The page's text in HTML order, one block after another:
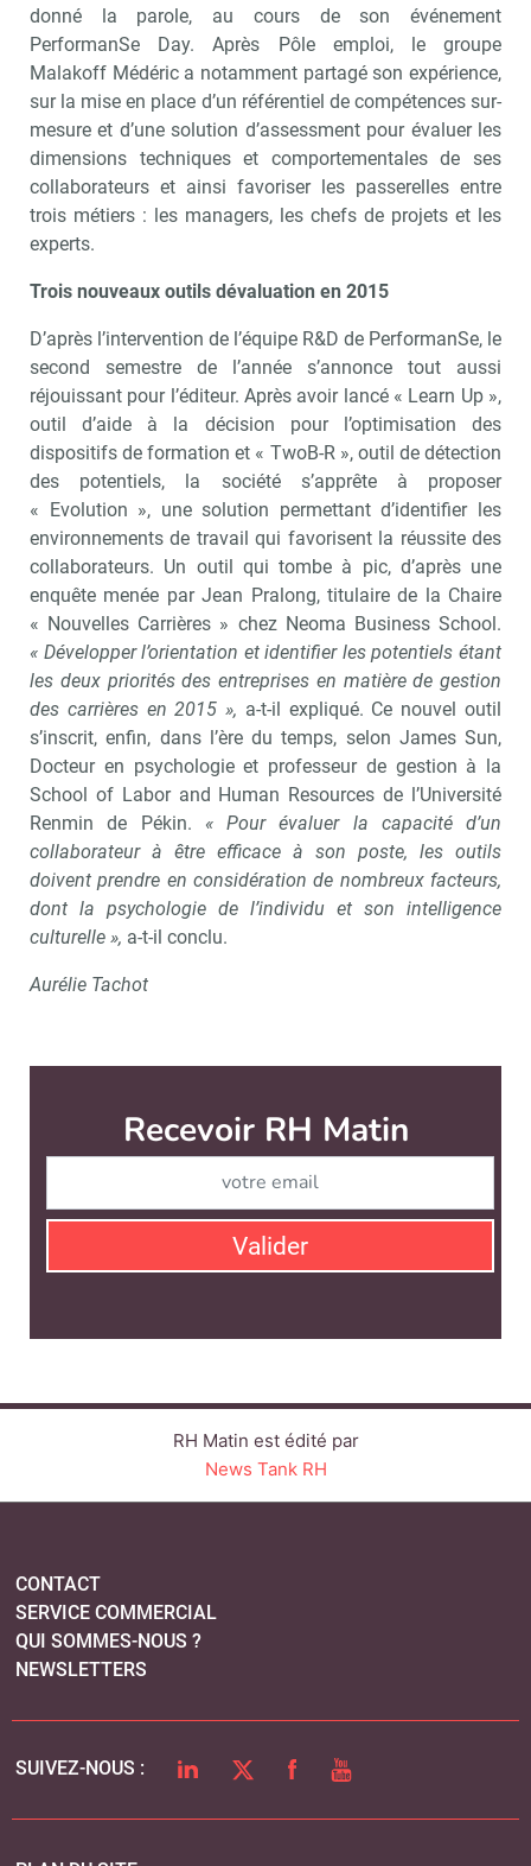
donné la parole, au cours de son événement
PerformanSe Day. Après Pôle emploi, le groupe
Malakoff Médéric a notamment partagé son expérience,
sur la mise en place d’un référentiel de compétences sur-
mesure et d’une solution d’assessment pour évaluer les
dimensions techniques et comportementales de ses
collaborateurs et ainsi favoriser les passerelles entre
trois métiers : les managers, les chefs de projets et les
experts.
Trois nouveaux outils dévaluation en 2015
D’après l’intervention de l’équipe R&D de PerformanSe, le
second semestre de l’année s’annonce tout aussi
réjouissant pour l’éditeur. Après avoir lancé « Learn Up »,
outil d’aide à la décision pour l’optimisation des
dispositifs de formation et « TwoB-R », outil de détection
des potentiels, la société s’apprête à proposer
« Evolution », une solution permettant d’identifier les
environnements de travail qui favorisent la réussite des
collaborateurs. Un outil qui tombe à pic, d’après une
enquête menée par Jean Pralong, titulaire de la Chaire
« Nouvelles Carrières » chez Neoma Business School.
« Développer l’orientation et identifier les potentiels étant
les deux priorités des entreprises en matière de gestion
des carrières en 2015 », a-t-il expliqué. Ce nouvel outil
s’inscrit, enfin, dans l’ère du temps, selon James Sun,
Docteur en psychologie et professeur de gestion à la
School of Labor and Human Resources de l’Université
Renmin de Pékin. « Pour évaluer la capacité d’un
collaborateur à être efficace à son poste, les outils
doivent prendre en considération de nombreux facteurs,
dont la psychologie de l’individu et son intelligence
culturelle », a-t-il conclu.
Aurélie Tachot
Recevoir RH Matin
Valider
RH Matin est édité par
News Tank RH
CONTACT
SERVICE COMMERCIAL
QUI SOMMES-NOUS ?
NEWSLETTERS
SUIVEZ-NOUS : LINKEDINTWITTERFACEBOOK
YOUTUBE